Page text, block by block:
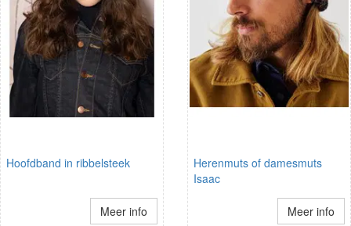
Hoofdband in ribbelsteek
Meer info
Herenmuts of damesmuts
Isaac
Meer info